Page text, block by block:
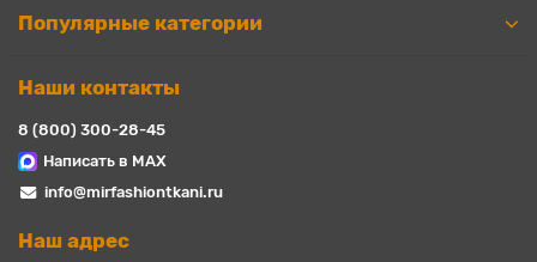
Популярные категории
Наши контакты
8 (800) 300-28-45
Написать в MAX
info@mirfashiontkani.ru
Наш адрес